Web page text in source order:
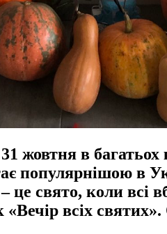
жовтня в
популярнішою в
це свято, коли
всіх